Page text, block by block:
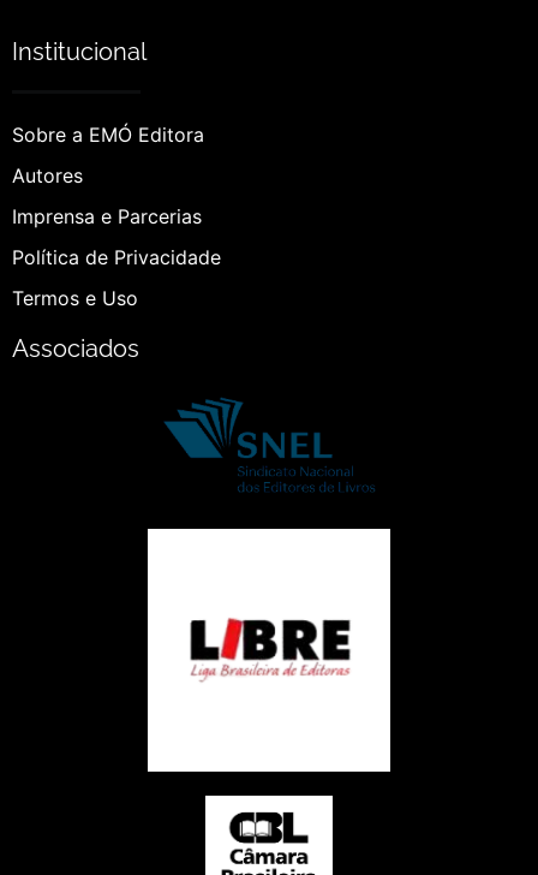
Institucional
Sobre a EMÓ Editora
Autores
Imprensa e Parcerias
Política de Privacidade
Termos e Uso
Associados